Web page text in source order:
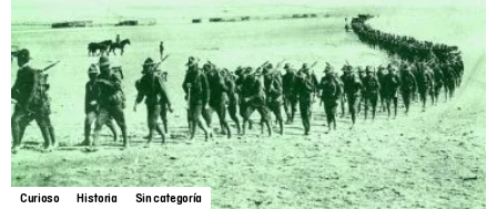
Curioso Historia Sin categoría